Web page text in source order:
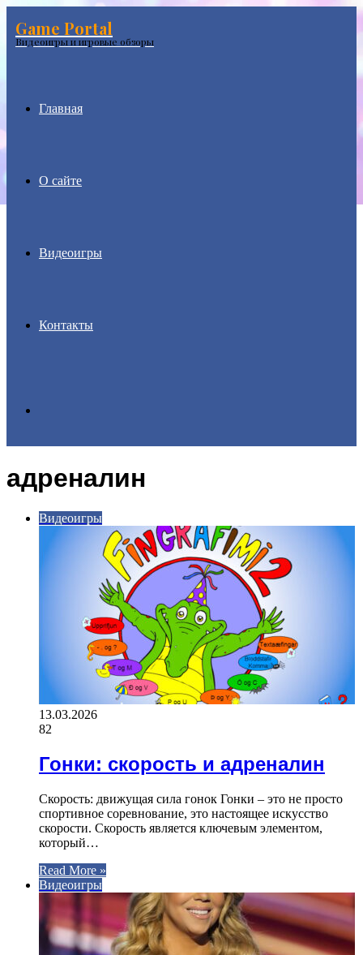
Menu
Game Portal
Видеоигры и игровые обзоры
Главная
О сайте
Видеоигры
Контакты
for
адреналин
Видеоигры
13.03.2026
82
Гонки: скорость и адреналин
Скорость: движущая сила гонок Гонки – это не просто
спортивное соревнование, это настоящее искусство
скорости. Скорость является ключевым элементом,
который…
Read More »
Видеоигры